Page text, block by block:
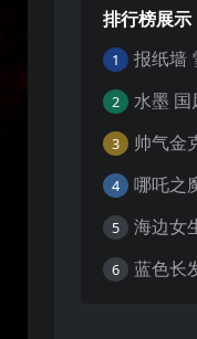
排行榜展示
1
2 水墨 国
3
4
5
6